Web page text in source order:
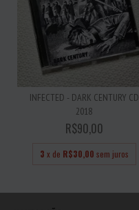
INFECTED - DARK CENTURY CD
2018
R$90,00
3 x de R$30,00 sem juros